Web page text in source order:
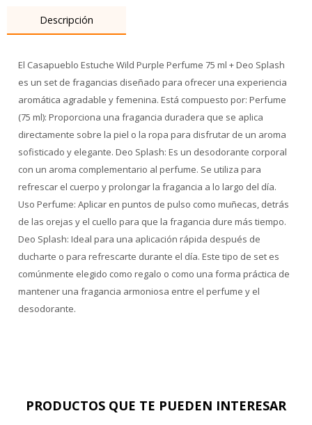
Descripción
El Casapueblo Estuche Wild Purple Perfume 75 ml + Deo Splash
es un set de fragancias diseñado para ofrecer una experiencia
aromática agradable y femenina. Está compuesto por: Perfume
(75 ml): Proporciona una fragancia duradera que se aplica
directamente sobre la piel o la ropa para disfrutar de un aroma
sofisticado y elegante. Deo Splash: Es un desodorante corporal
con un aroma complementario al perfume. Se utiliza para
refrescar el cuerpo y prolongar la fragancia a lo largo del día.
Uso Perfume: Aplicar en puntos de pulso como muñecas, detrás
de las orejas y el cuello para que la fragancia dure más tiempo.
Deo Splash: Ideal para una aplicación rápida después de
ducharte o para refrescarte durante el día. Este tipo de set es
comúnmente elegido como regalo o como una forma práctica de
mantener una fragancia armoniosa entre el perfume y el
desodorante.
PRODUCTOS QUE TE PUEDEN INTERESAR